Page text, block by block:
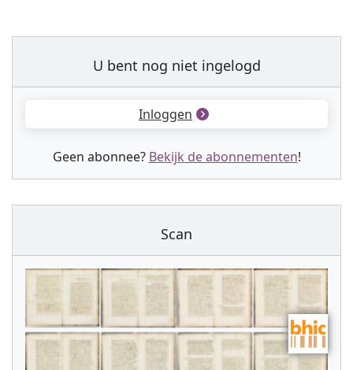
U bent nog niet ingelogd
Inloggen
Geen abonnee? Bekijk de abonnementen!
Scan